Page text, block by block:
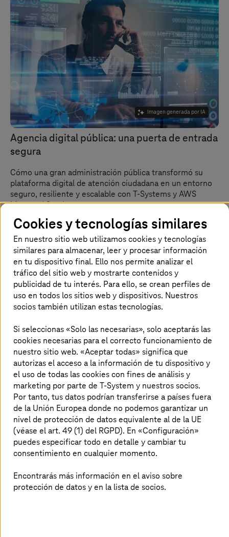
Imagen generada por IA
Agencia digital pública: una puerta de entrada
segura
Cómo una gran administración pública transformó su
plataforma digital de atención ciudadana en un entorno
seguro, resiliente y escalable con T-Systems y AWS
Managed Services.
Imagen generada por IA
Aseguradora líder: operaciones cloud con
servicios 24x7
Cómo una aseguradora española alcanzó operaciones
cloud de nivel empresarial con T-Systems, AWS y
servicios gestionados 24x7.
Cookies y tecnologías similares
En nuestro sitio web utilizamos cookies y tecnologías
similares para almacenar, leer y procesar información
en tu dispositivo final. Ello nos permite analizar el
tráfico del sitio web y mostrarte contenidos y
publicidad de tu interés. Para ello, se crean perfiles de
uso en todos los sitios web y dispositivos. Nuestros
socios también utilizan estas tecnologías.
Si seleccionas «Solo las necesarias», solo aceptarás las
cookies necesarias para el correcto funcionamiento de
nuestro sitio web. «Aceptar todas» significa que
autorizas el acceso a la información de tu dispositivo y
el uso de todas las cookies con fines de análisis y
marketing por parte de T-System y nuestros socios.
Por tanto, tus datos podrían transferirse a países fuera
de la Unión Europea donde no podemos garantizar un
nivel de protección de datos equivalente al de la UE
(véase el art. 49 (1) del RGPD). En «Configuración»
puedes especificar todo en detalle y cambiar tu
consentimiento en cualquier momento.
Encontrarás más información en el aviso sobre
protección de datos y en la lista de socios.